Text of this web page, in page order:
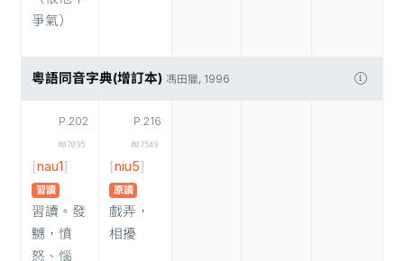
爭氣）
粵語同音字典(增訂本) 馮田獵, 1996
P.202
#07095
[nau1]
習讀
習讀。發
嬲，憤
怒、惱
P.216
#07549
[niu5]
原讀
戲弄，
相擾